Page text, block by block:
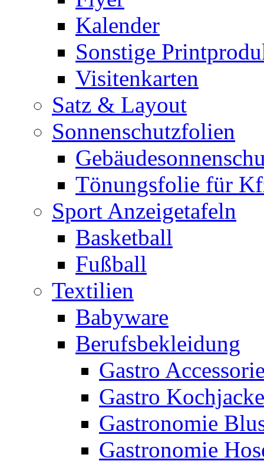
Kalender
Sonstige
Visitenkarten
Satz & Layout
Sonnenschutzfolien
Tönungsfolie für
Sport Anzeigetafeln
Basketball
Fußball
Textilien
Babyware
Berufsbekleidung
Gastro
Gastro
Gastronomie
Gastronomie